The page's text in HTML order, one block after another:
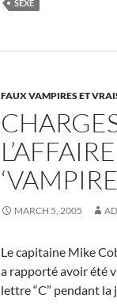
SEXE
FAUX VAMPIRES ET
MARCH 5, 2005
Le capitaine Mike
a rapporté avoir été
lettre “C” pendant